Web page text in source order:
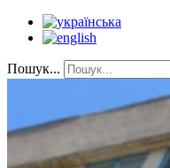
Пошук...